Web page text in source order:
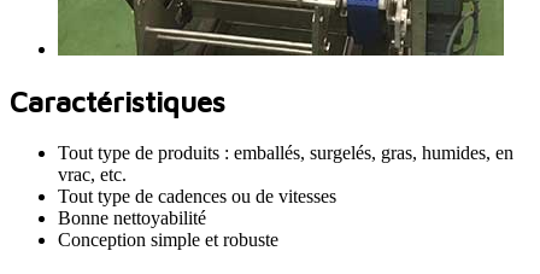
Caractéristiques
Tout type de produits : emballés, surgelés, gras, humides, en
vrac, etc.
Tout type de cadences ou de vitesses
Bonne nettoyabilité
Conception simple et robuste